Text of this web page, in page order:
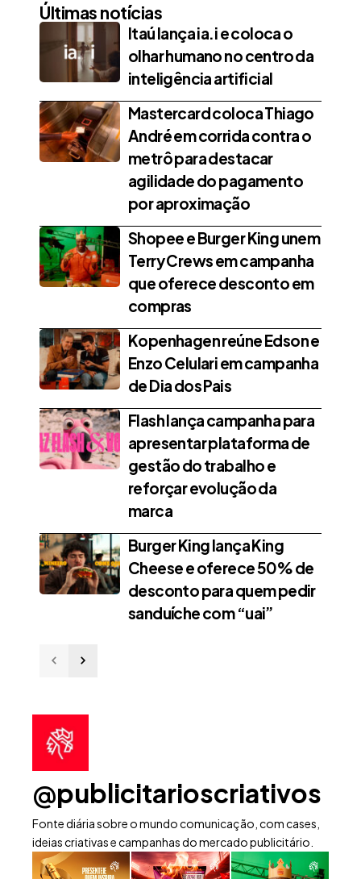
Últimas notícias
Itaú lança ia.i e coloca o
olhar humano no centro da
inteligência artificial
Mastercard coloca Thiago
André em corrida contra o
metrô para destacar
agilidade do pagamento
por aproximação
Shopee e Burger King unem
Terry Crews em campanha
que oferece desconto em
compras
Kopenhagen reúne Edson e
Enzo Celulari em campanha
de Dia dos Pais
Flash lança campanha para
apresentar plataforma de
gestão do trabalho e
reforçar evolução da
marca
Burger King lança King
Cheese e oferece 50% de
desconto para quem pedir
sanduíche com “uai”
@publicitarioscriativos
Fonte diária sobre o mundo comunicação, com cases,
ideias criativas e campanhas do mercado publicitário.